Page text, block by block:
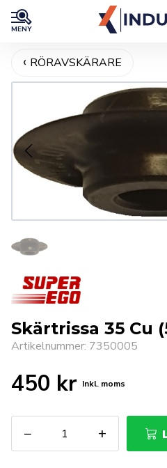
MENY
RÖRAVSKÄRARE
Skärtrissa 35 Cu
Artikelnummer: 7350005
450 kr Inkl. moms
−
35
Cu
+